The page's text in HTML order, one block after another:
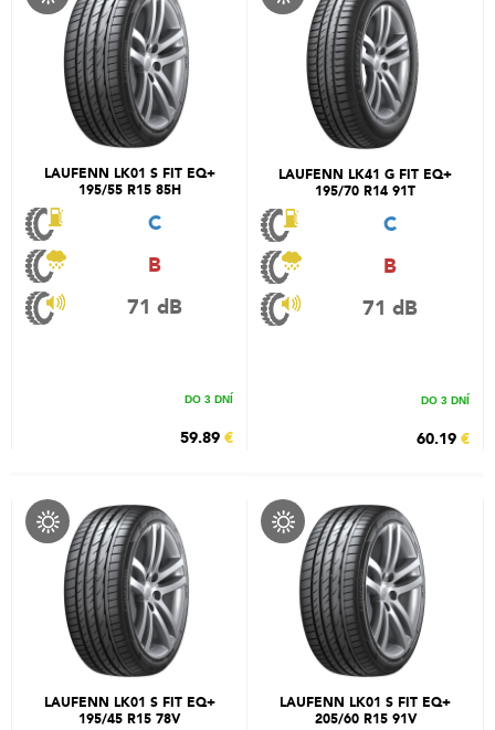
LAUFENN LK01 S FIT EQ+
195/55 R15 85H
C
B
71 dB
DO 3 DNÍ
59.89 €
LAUFENN LK41 G FIT EQ+
195/70 R14 91T
C
B
71 dB
DO 3 DNÍ
60.19 €
LAUFENN LK01 S FIT EQ+
195/45 R15 78V
LAUFENN LK01 S FIT EQ+
205/60 R15 91V